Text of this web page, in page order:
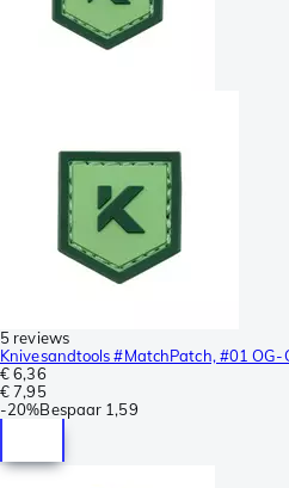
5 reviews
Knivesandtools #MatchPatch, #01 OG-
€ 6,36
€ 7,95
-20%Bespaar 1,59